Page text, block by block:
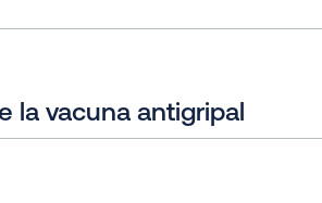
la vacuna antigripal